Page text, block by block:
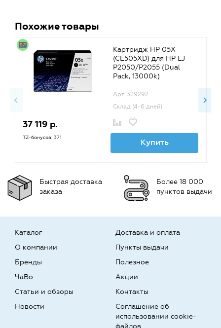
Похожие товары
Картридж HP 05X
(CE505XD) для HP LJ
P2050/P2055 (Dual
Pack, 13000k)
Арт. 329292
Склад (4-6 дней)
37 119 р.
TZ-бонусов: 371 Купить
Быстрая доставка
заказа
Более 18 000
пунктов выдачи
Каталог
О компании
Бренды
Доставка и оплата
Пункты выдачи
Полезное
ЧаВо
Статьи и обзоры
Новости
Акции
Контакты
Соглашение об
использовании cookie-